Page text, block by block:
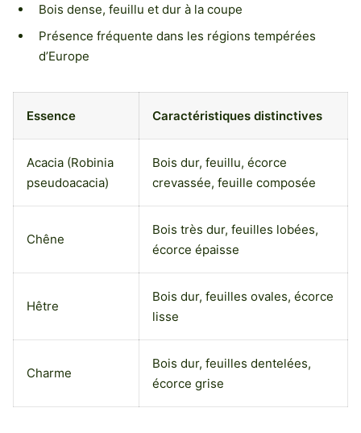
Bois dense, feuillu et dur à la coupe
Présence fréquente dans les régions tempérées
d’Europe
Essence Caractéristiques distinctives
Acacia (Robinia
pseudoacacia)
Bois dur, feuillu, écorce
crevassée, feuille composée
Chêne
Bois très dur, feuilles lobées,
écorce épaisse
Hêtre
Bois dur, feuilles ovales, écorce
lisse
Charme
Bois dur, feuilles dentelées,
écorce grise